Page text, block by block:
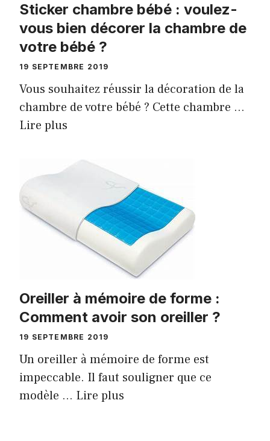
Sticker chambre bébé : voulez-
vous bien décorer la chambre de
votre bébé ?
19 SEPTEMBRE 2019
Vous souhaitez réussir la décoration de la
chambre de votre bébé ? Cette chambre …
Lire plus
Oreiller à mémoire de forme :
Comment avoir son oreiller ?
19 SEPTEMBRE 2019
Un oreiller à mémoire de forme est
impeccable. Il faut souligner que ce
modèle … Lire plus